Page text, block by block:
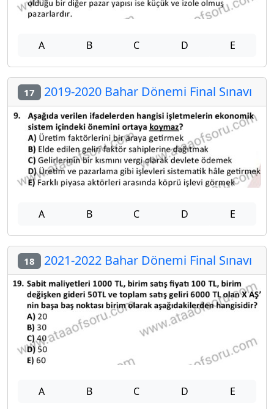
A B C D E
17 2019-2020 Bahar Dönemi Final Sınavı
A B C D E
18 2021-2022 Bahar Dönemi Final Sınavı
A B C D E